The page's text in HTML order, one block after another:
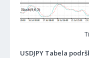
USDJPY Tabela